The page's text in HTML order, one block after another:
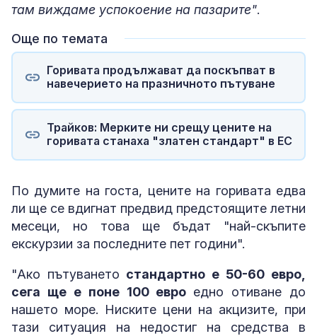
там виждаме успокоение на пазарите".
Още по темата
Горивата продължават да поскъпват в
навечерието на празничното пътуване
Трайков: Мерките ни срещу цените на
горивата станаха "златен стандарт" в ЕС
По думите на госта, цените на горивата едва
ли ще се вдигнат предвид предстоящите летни
месеци, но това ще бъдат "най-скъпите
екскурзии за последните пет години".
"Ако пътуването стандартно е 50-60 евро,
сега ще е поне 100 евро едно отиване до
нашето море. Ниските цени на акцизите, при
тази ситуация на недостиг на средства в